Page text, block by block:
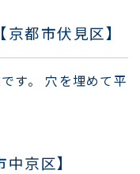
都市伏見区】
す。 穴を埋めて平
京区】